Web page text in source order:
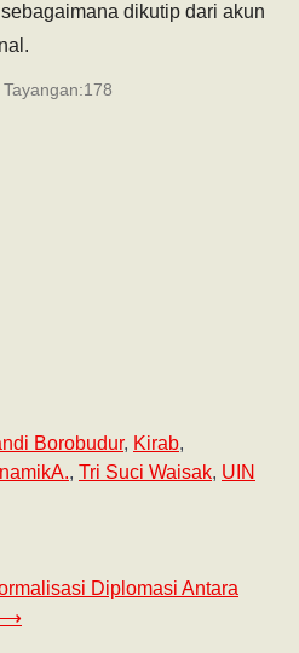
dikutip dari akun
178
Borobudur, Kirab,
, Tri Suci Waisak, UIN
Diplomasi Antara